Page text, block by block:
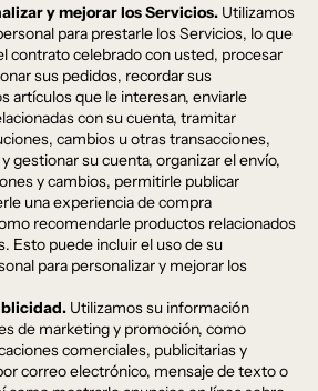
y mejorar los Servicios. Utilizamos
para prestarle los Servicios, lo que
contrato celebrado con usted, procesar
sus pedidos, recordar sus
artículos que le interesan, enviarle
con su cuenta, tramitar
cambios u otras transacciones,
gestionar su cuenta, organizar el envío,
y cambios, permitirle publicar
una experiencia de compra
recomendarle productos relacionados
Esto puede incluir el uso de su
para personalizar y mejorar los
Utilizamos su información
de marketing y promoción, como
comerciales, publicitarias y
correo electrónico, mensaje de texto o